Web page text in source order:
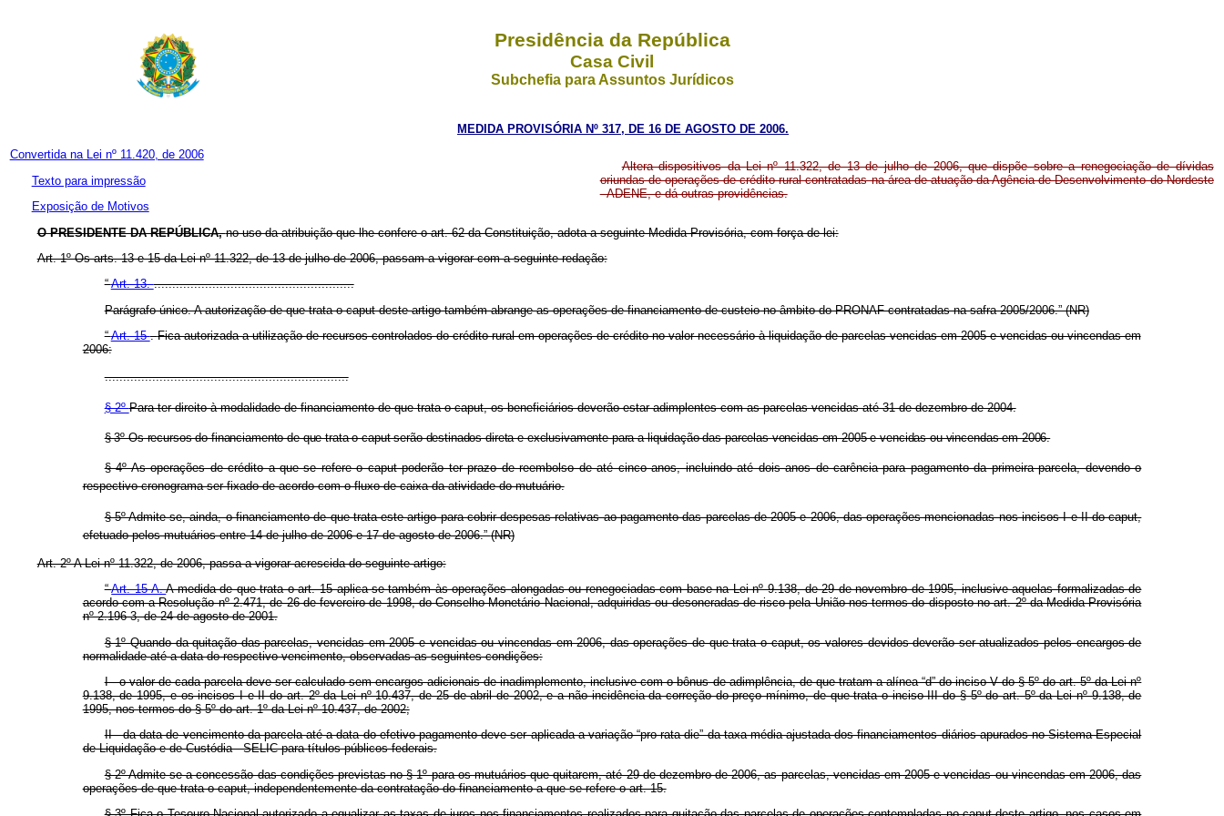
Presidência da República
Casa Civil
Subchefia para Assuntos Jurídicos
MEDIDA PROVISÓRIA Nº 317, DE 16 DE AGOSTO DE 2006.
Convertida na Lei nº 11.420, de 2006
Texto para impressão
Exposição de Motivos
Altera dispositivos da Lei nº 11.322, de 13 de julho de 2006, que dispõe sobre a renegociação de dívidas
oriundas de operações de crédito rural contratadas na área de atuação da Agência de Desenvolvimento do Nordeste
- ADENE, e dá outras providências.
O PRESIDENTE DA REPÚBLICA,no uso da atribuição que lhe confere o art. 62 da Constituição, adota a seguinte Medida Provisória, com força de lei:
Art. 1º Os arts. 13 e 15 da Lei nº 11.322, de 13 de julho de 2006, passam a vigorar com a seguinte redação:
“Art. 13........................................................
Parágrafo único. A autorização de que trata o caput deste artigo também abrange as operações de financiamento de custeio no âmbito do PRONAF contratadas na safra 2005/2006.” (NR)
“Art. 15.Fica autorizada a utilização de recursos controlados do crédito rural em operações de crédito no valor necessário à liquidação de parcelas vencidas em 2005 e vencidas ou vincendas em
2006:
...................................................................
§ 2ºPara ter direito à modalidade de financiamento de que trata o caput, os beneficiários deverão estar adimplentes com as parcelas vencidas até 31 de dezembro de 2004.
§ 3º Os recursos do financiamento de que trata o caput serão destinados direta e exclusivamente para a liquidação das parcelas vencidas em 2005 e vencidas ou vincendas em 2006.
§ 4º As operações de crédito a que se refere o caput poderão ter prazo de reembolso de até cinco anos, incluindo até dois anos de carência para pagamento da primeira parcela, devendo o
respectivo cronograma ser fixado de acordo com o fluxo de caixa da atividade do mutuário.
§ 5º Admite-se, ainda, o financiamento de que trata este artigo para cobrir despesas relativas ao pagamento das parcelas de 2005 e 2006, das operações mencionadas nos incisos I e II do caput,
efetuado pelos mutuários entre 14 de julho de 2006 e 17 de agosto de 2006.”(NR)
Art. 2º A Lei nº 11.322, de 2006, passa a vigorar acrescida do seguinte artigo:
“Art. 15-A.A medida de que trata o art. 15 aplica-se também às operações alongadas ou renegociadas com base na Lei nº 9.138, de 29 de novembro de 1995, inclusive aquelas formalizadas de
acordo com a Resolução nº 2.471, de 26 de fevereiro de 1998, do Conselho Monetário Nacional, adquiridas ou desoneradas de risco pela União nos termos do disposto no art. 2º da Medida Provisória
nº 2.196-3, de 24 de agosto de 2001.
§ 1º Quando da quitação das parcelas, vencidas em 2005 e vencidas ou vincendas em 2006, das operações de que trata o caput, os valores devidos deverão ser atualizados pelos encargos de
normalidade até a data do respectivo vencimento, observadas as seguintes condições:
I - o valor de cada parcela deve ser calculado sem encargos adicionais de inadimplemento, inclusive com o bônus de adimplência, de que tratam a alínea “d” do inciso V do § 5º do art. 5º da Lei nº
9.138, de 1995, e os incisos I e II do art. 2º da Lei nº 10.437, de 25 de abril de 2002, e a não incidência da correção do preço mínimo, de que trata o inciso III do § 5º do art. 5º da Lei nº 9.138, de
1995, nos termos do § 5º do art. 1º da Lei nº 10.437, de 2002;
II - da data de vencimento da parcela até a data do efetivo pagamento deve ser aplicada a variação “pro rata die” da taxa média ajustada dos financiamentos diários apurados no Sistema Especial
de Liquidação e de Custódia - SELIC para títulos públicos federais.
§ 2º Admite-se a concessão das condições previstas no § 1º para os mutuários que quitarem, até 29 de dezembro de 2006, as parcelas, vencidas em 2005 e vencidas ou vincendas em 2006, das
operações de que trata o caput, independentemente da contratação do financiamento a que se refere o art. 15.